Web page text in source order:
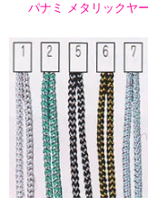
パナミ メタリックヤ